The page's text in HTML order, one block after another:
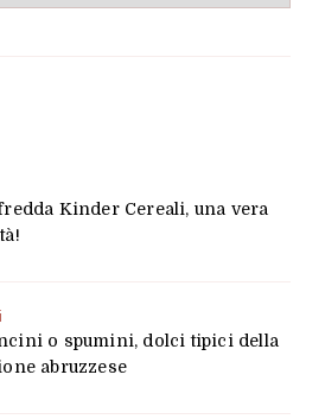
Kinder Cereali, una vera
o spumini, dolci tipici della
abruzzese